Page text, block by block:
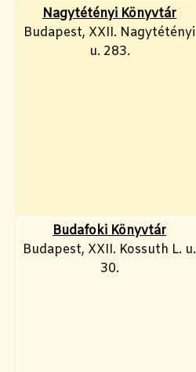
Nagytétényi Könyvtár
Budapest, XXII. Nagytétényi
u. 283.
Budafoki Könyvtár
Budapest, XXII. Kossuth L. u.
30.